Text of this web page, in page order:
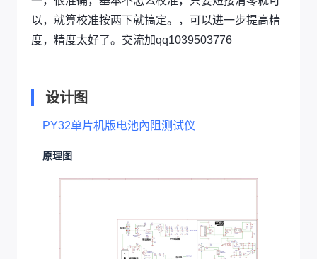
以，就算校准按两下就搞定。，可以进一步提高精
度，精度太好了。交流加qq1039503776
设计图
PY32单片机版电池內阻测试仪
原理图